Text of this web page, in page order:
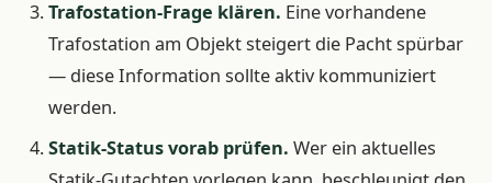
Trafostation-Frage klären. Eine vorhandene
Trafostation am Objekt steigert die Pacht spürbar
— diese Information sollte aktiv kommuniziert
werden.
Statik-Status vorab prüfen. Wer ein aktuelles